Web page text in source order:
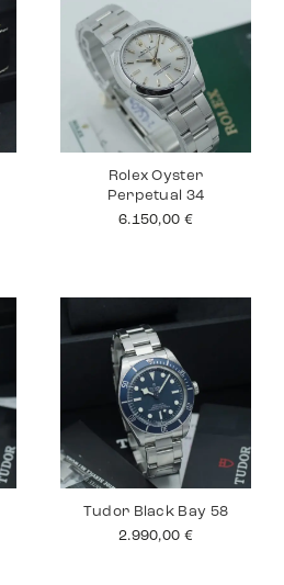
Rolex Oyster
Perpetual 34
6.150,00 €
Tudor Black Bay 58
2.990,00 €